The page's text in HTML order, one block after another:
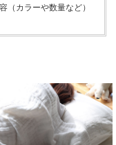
（カラーや数量など）